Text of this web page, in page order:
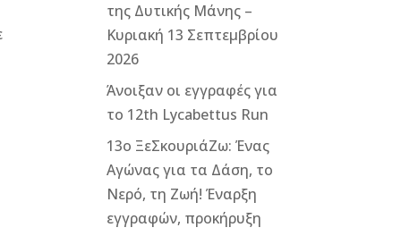
της Δυτικής Μάνης –
Κυριακή 13 Σεπτεμβρίου
2026
Άνοιξαν οι εγγραφές για
το 12th Lycabettus Run
13ο ΞεΣκουριάΖω: Ένας
Αγώνας για τα Δάση, το
Νερό, τη Ζωή! Έναρξη
εγγραφών, προκήρυξη